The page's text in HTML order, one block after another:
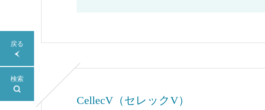
戻る
検索
CellecV（セレックV）